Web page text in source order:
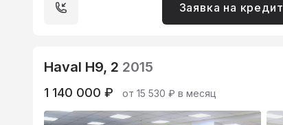
Заявка на кредит
Haval H9, 2 2015
1 140 000 ₽ от 15 530 ₽ в месяц